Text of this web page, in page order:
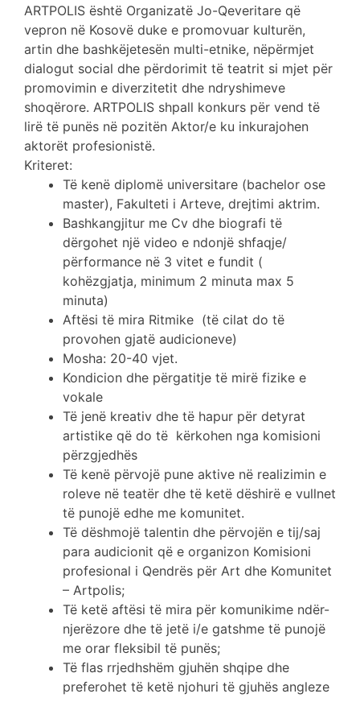
ARTPOLIS është Organizatë Jo-Qeveritare që
vepron në Kosovë duke e promovuar kulturën,
artin dhe bashkëjetesën multi-etnike, nëpërmjet
dialogut social dhe përdorimit të teatrit si mjet për
promovimin e diverzitetit dhe ndryshimeve
shoqërore. ARTPOLIS shpall konkurs për vend të
lirë të punës në pozitën Aktor/e ku inkurajohen
aktorët profesionistë.
Kriteret:
Të kenë diplomë universitare (bachelor ose
master), Fakulteti i Arteve, drejtimi aktrim.
Bashkangjitur me Cv dhe biografi të
dërgohet një video e ndonjë shfaqje/
përformance në 3 vitet e fundit (
kohëzgjatja, minimum 2 minuta max 5
minuta)
Aftësi të mira Ritmike (të cilat do të
provohen gjatë audicioneve)
Mosha: 20-40 vjet.
Kondicion dhe përgatitje të mirë fizike e
vokale
Të jenë kreativ dhe të hapur për detyrat
artistike që do të kërkohen nga komisioni
përzgjedhës
Të kenë përvojë pune aktive në realizimin e
roleve në teatër dhe të ketë dëshirë e vullnet
të punojë edhe me komunitet.
Të dëshmojë talentin dhe përvojën e tij/saj
para audicionit që e organizon Komisioni
profesional i Qendrës për Art dhe Komunitet
– Artpolis;
Të ketë aftësi të mira për komunikime ndër-
njerëzore dhe të jetë i/e gatshme të punojë
me orar fleksibil të punës;
Të flas rrjedhshëm gjuhën shqipe dhe
preferohet të ketë njohuri të gjuhës angleze